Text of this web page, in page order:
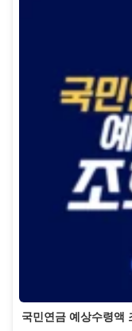
국민연금 예상수령액